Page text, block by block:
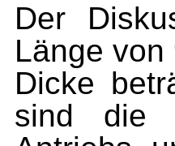
Der
Länge
Dicke
sind die